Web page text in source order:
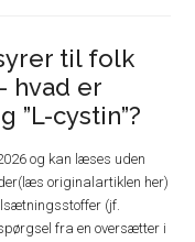
til folk
hvad er
”L-cystin”?
og kan læses uden
originalartiklen her)
(jf.
fra en oversætter i